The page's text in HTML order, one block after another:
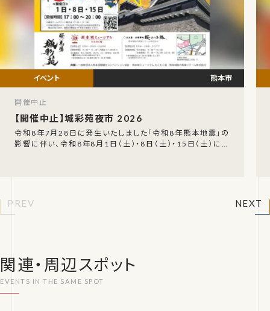
【開催中止】城彩苑夜市 2026
令和8年7月28日に発生いたしました「令和8年熊本地震」の
影響に伴い、令和8年8月1日（土）・8日（土）・15日（土）に開
熊本市
開催中止
PREV NEXT
関連・周辺スポット